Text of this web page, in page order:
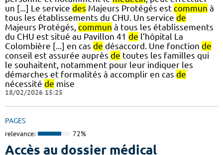
un [...] Le service des Majeurs Protégés est commun à
tous les établissements du CHU. Un service de
Majeurs Protégés, commun à tous les établissements
du CHU est situé au Pavillon 41 de l’hôpital La
Colombière [...] en cas de désaccord. Une fonction de
conseil est assurée auprès de toutes les familles qui
le souhaitent, notamment pour leur indiquer les
démarches et formalités à accomplir en cas de
nécessité de mise
18/02/2026 15:25
PAGES
relevance: 72%
Accès au dossier médical